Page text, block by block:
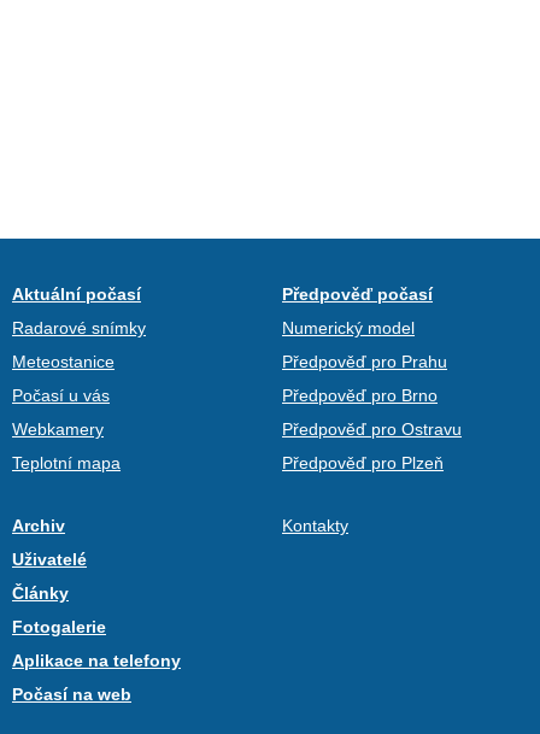
Aktuální počasí
Radarové snímky
Meteostanice
Počasí u vás
Webkamery
Teplotní mapa
Předpověď počasí
Numerický model
Předpověď pro Prahu
Předpověď pro Brno
Předpověď pro Ostravu
Předpověď pro Plzeň
Archiv
Uživatelé
Články
Fotogalerie
Aplikace na telefony
Počasí na web
Kontakty